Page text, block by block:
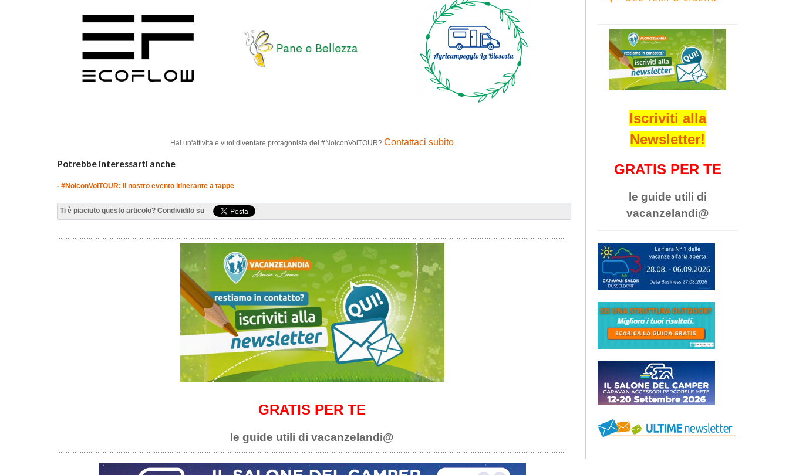
Hai un'attività e vuoi diventare protagonista del #NoiconVoiTOUR?Contattaci subito
Potrebbe interessarti anche
- #NoiconVoiTOUR: il nostro evento itinerante a tappe
Ti è piaciuto questo articolo? Condividilo su
GRATIS PER TE
le guide utili di vacanzelandi@
Iscriviti alla
Newsletter!
GRATIS PER TE
le guide utili di
vacanzelandi@